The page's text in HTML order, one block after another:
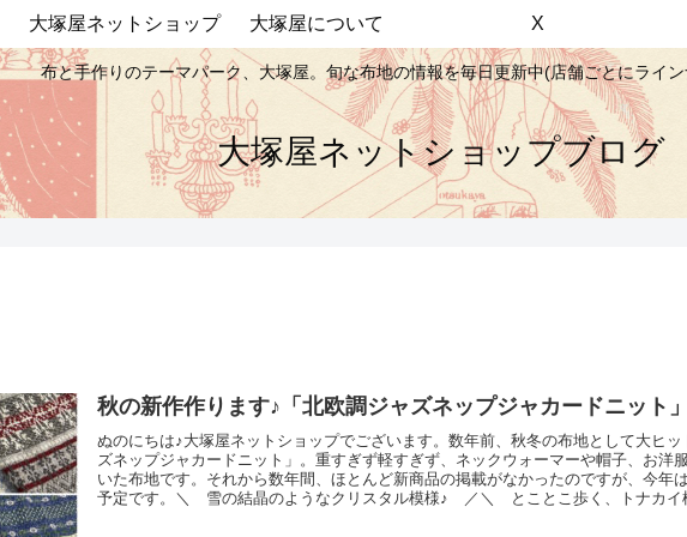
布と手作りのテーマパーク、大塚屋。旬な布地の情報を毎日更新中(店舗ごとにライ
大塚屋ネットショップブログ
大塚屋ネットショップ 大塚屋について X
秋の新作作ります♪「北欧調ジャズネップジャカードニット」
ぬのにちは♪大塚屋ネットショップでございます。数年前、秋冬の布地として大ヒ
ズネップジャカードニット」。重すぎず軽すぎず、ネックウォーマーや帽子、お洋
いた布地です。それから数年間、ほとんど新商品の掲載がなかったのですが、今年
予定です。＼ 雪の結晶のようなクリスタル模様♪ ／＼ とことこ歩く、トナカ